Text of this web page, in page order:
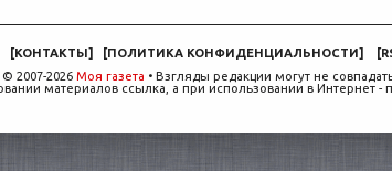
[КОНТАКТЫ] [ПОЛИТИКА КОНФИДЕНЦИАЛЬНОСТИ] [
© 2007-2026 Моя газета • Взгляды редакции могут не
материалов ссылка, а при использовании в Интернет -